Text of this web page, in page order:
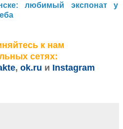
любимый экспонат у
к нам
сетях:
, ok.ru и Instagram